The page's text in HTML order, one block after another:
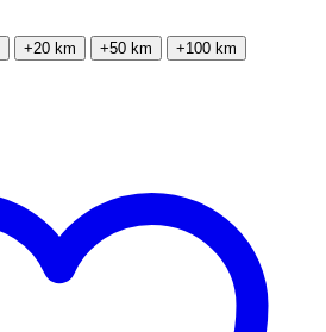
+20 km +50 km +100 km